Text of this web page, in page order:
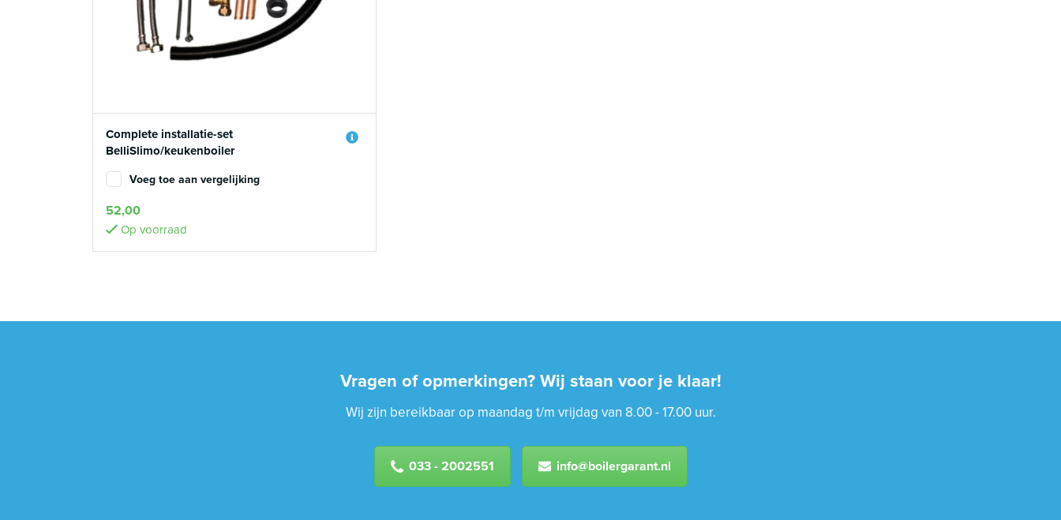
Complete installatie-set
BelliSlimo/keukenboiler
Voeg toe aan vergelijking
52,00
Op voorraad
Vragen of opmerkingen? Wij staan voor je klaar!
Wij zijn bereikbaar op maandag t/m vrijdag van 8.00 - 17.00 uur.
033 - 2002551 info@boilergarant.nl